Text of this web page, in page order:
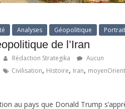
Analyses Géopolitique
de l’Iran
Rédaction Strategika
Aucun
Civilisation, Histoire, Iran, moyenOrient
au pays que Donald Trump